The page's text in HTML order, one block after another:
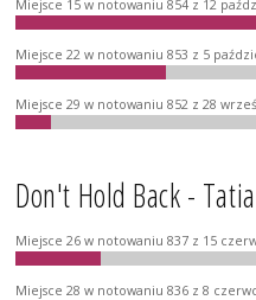
Miejsce 15 w notowaniu 854 z 12
Miejsce 22 w notowaniu 853 z 5
Miejsce 29 w notowaniu 852 z 28
Don't Hold Back -
Miejsce 26 w notowaniu 837 z 15
Miejsce 28 w notowaniu 836 z 8